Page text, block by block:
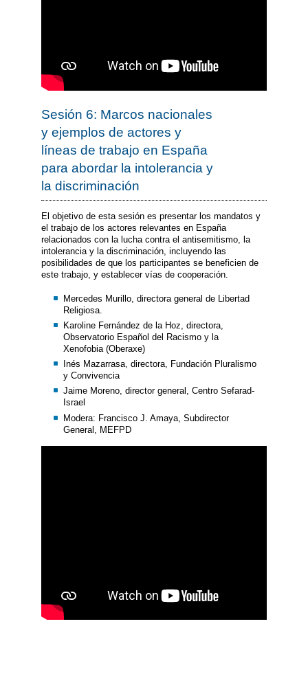
Sesión 6: Marcos nacionales
y ejemplos de actores y
líneas de trabajo en España
para abordar la intolerancia y
la discriminación
El objetivo de esta sesión es presentar los mandatos y
el trabajo de los actores relevantes en España
relacionados con la lucha contra el antisemitismo, la
intolerancia y la discriminación, incluyendo las
posibilidades de que los participantes se beneficien de
este trabajo, y establecer vías de cooperación.
Mercedes Murillo, directora general de Libertad
Religiosa.
Karoline Fernández de la Hoz, directora,
Observatorio Español del Racismo y la
Xenofobia (Oberaxe)
Inés Mazarrasa, directora, Fundación Pluralismo
y Convivencia
Jaime Moreno, director general, Centro Sefarad-
Israel
Modera: Francisco J. Amaya, Subdirector
General, MEFPD